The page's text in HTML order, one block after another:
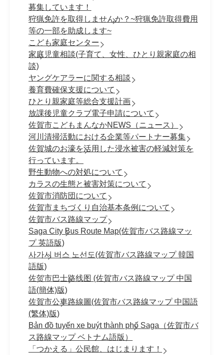
募集しています！
狩猟免許を取得しませんか？~狩猟免許取得費用
等の一部を助成します~
こども家庭センター
家庭児童相談(子育て、女性、ひとり親家庭の相
談)
ヤングケアラーに関する相談
養育費確保支援について
ひとり親家庭等総合支援計画
放課後児童クラブ電子申請について
佐賀市こどもまんなかNEWS（ニュース）
河川清掃活動における企業等パートナー募集
佐賀城のお濠を活用した浸水被害の軽減対策を
行っています。
野生動物への対処について
カラスの生態と被害対策について
佐賀市消防団について
佐賀市まちづくり自治基本条例について
佐賀市バス路線マップ
Saga City Bus Route Map(佐賀市バス路線マッ
プ 英語版)
사가시 버스 노선도(佐賀市バス路線マップ 韓国
語版)
佐贺市巴士路线图 (佐賀市バス路線マップ 中国
語(簡体)版)
佐賀市公車路線圖(佐賀市バス路線マップ 中国語
(繁体)版)
Bản đồ tuyến xe buýt thành phố Saga（佐賀市バ
ス路線マップ ベトナム語版）
「つかえる」公民館、はじまります！